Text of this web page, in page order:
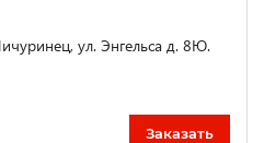
ул. Энгельса д. 8Ю.
Заказать